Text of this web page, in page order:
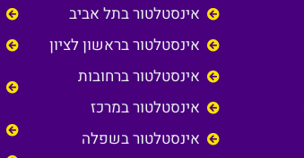
אינסטלטור בתל אביב
אינסטלטור בראשון לציון
אינסטלטור ברחובות
אינסטלטור במרכז
אינסטלטור בשפלה